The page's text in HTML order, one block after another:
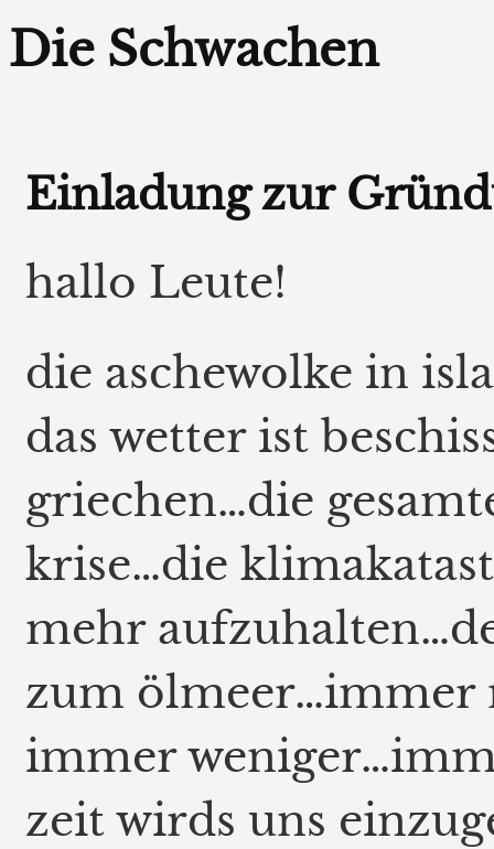
Die Schwachen
Einladung zur
hallo Leute!
die aschewolke in
das wetter ist
griechen…die
krise…die
mehr
zum ölmeer…immer
immer
zeit wirds uns